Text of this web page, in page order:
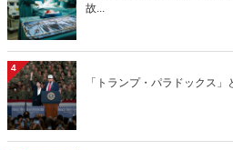
故...
4
「トランプ・パラドックス